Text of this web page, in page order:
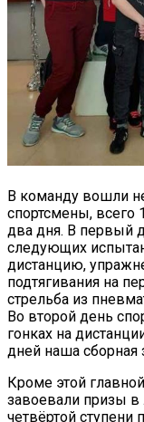
В команду вошли
спортсмены, всего
два дня. В первый
следующих
дистанцию,
подтягивания на
стрельба из
Во второй день
гонках на
дней наша сборная
Кроме этой
завоевали призы в
четвёртой